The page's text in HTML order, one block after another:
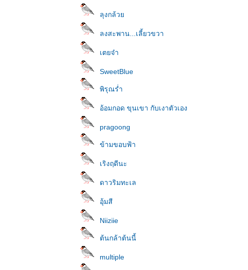
ลุงกล้ว
ลงสะพาน...เลี้ยวขวา
เตยจ๋า
SweetBlue
พิรุณร่ำ
อ้อมกอด ขุนเขา กับเงาตัวเอง
pragoong
ข้ามขอบฟ้า
เริงฤดีนะ
ดาวริมทะเล
อุ้มสี
Niiziie
ต้นกล้าต้นนี้
multiple